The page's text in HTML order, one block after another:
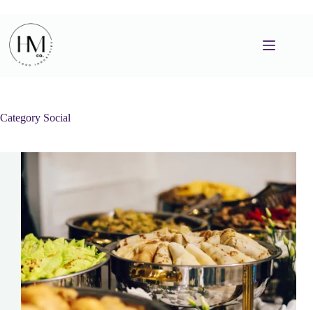
content
Category Social